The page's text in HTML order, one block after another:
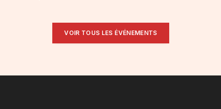
VOIR TOUS LES ÉVÉNEMENTS